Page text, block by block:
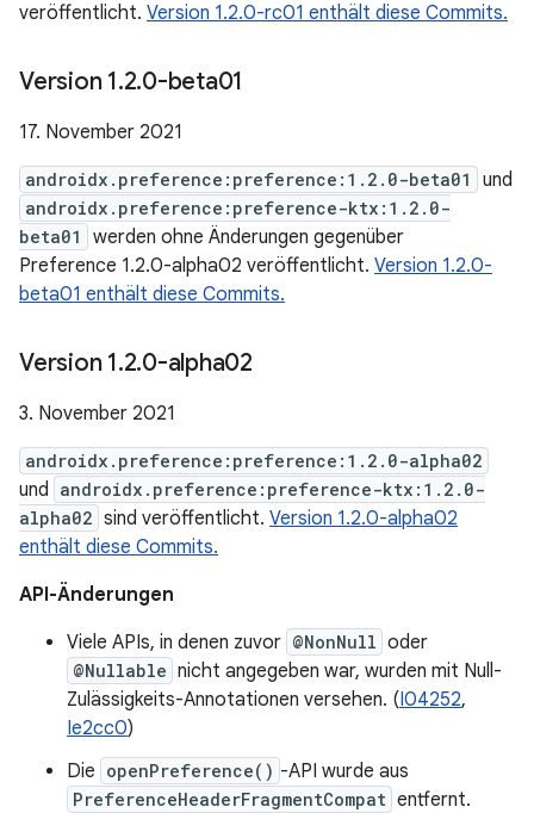
veröffentlicht. Version 1.2.0-rc01 enthält diese Commits.
Version 1.2.0-beta01
17. November 2021
androidx.preference:preference:1.2.0-beta01 und
androidx.preference:preference-ktx:1.2.0-
beta01
werden ohne Änderungen gegenüber
Preference 1.2.0-alpha02 veröffentlicht. Version 1.2.0-
beta01 enthält diese Commits.
Version 1.2.0-alpha02
3. November 2021
androidx.preference:preference:1.2.0-alpha02
und androidx.preference:preference-ktx:1.2.0-
alpha02 sind veröffentlicht. Version 1.2.0-alpha02
enthält diese Commits.
API-Änderungen
Viele APIs, in denen zuvor @NonNull oder
@Nullable nicht angegeben war, wurden mit Null-
Zulässigkeits-Annotationen versehen. (I04252,
Ie2cc0)
Die openPreference() -API wurde aus
PreferenceHeaderFragmentCompat entfernt.